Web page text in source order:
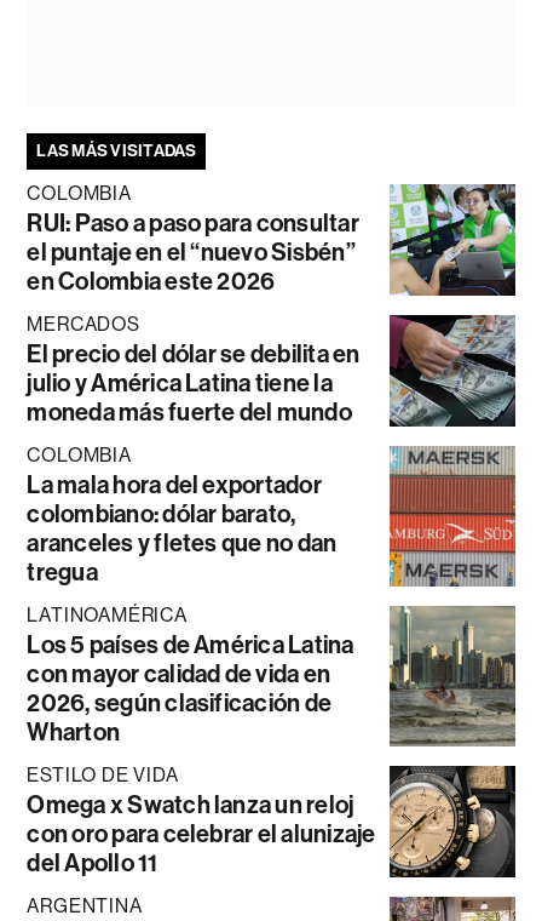
LAS MÁS VISITADAS
COLOMBIA
RUI: Paso a paso para consultar
el puntaje en el “nuevo Sisbén”
en Colombia este 2026
MERCADOS
El precio del dólar se debilita en
julio y América Latina tiene la
moneda más fuerte del mundo
COLOMBIA
La mala hora del exportador
colombiano: dólar barato,
aranceles y fletes que no dan
tregua
LATINOAMÉRICA
Los 5 países de América Latina
con mayor calidad de vida en
2026, según clasificación de
Wharton
ESTILO DE VIDA
Omega x Swatch lanza un reloj
con oro para celebrar el alunizaje
del Apollo 11
ARGENTINA